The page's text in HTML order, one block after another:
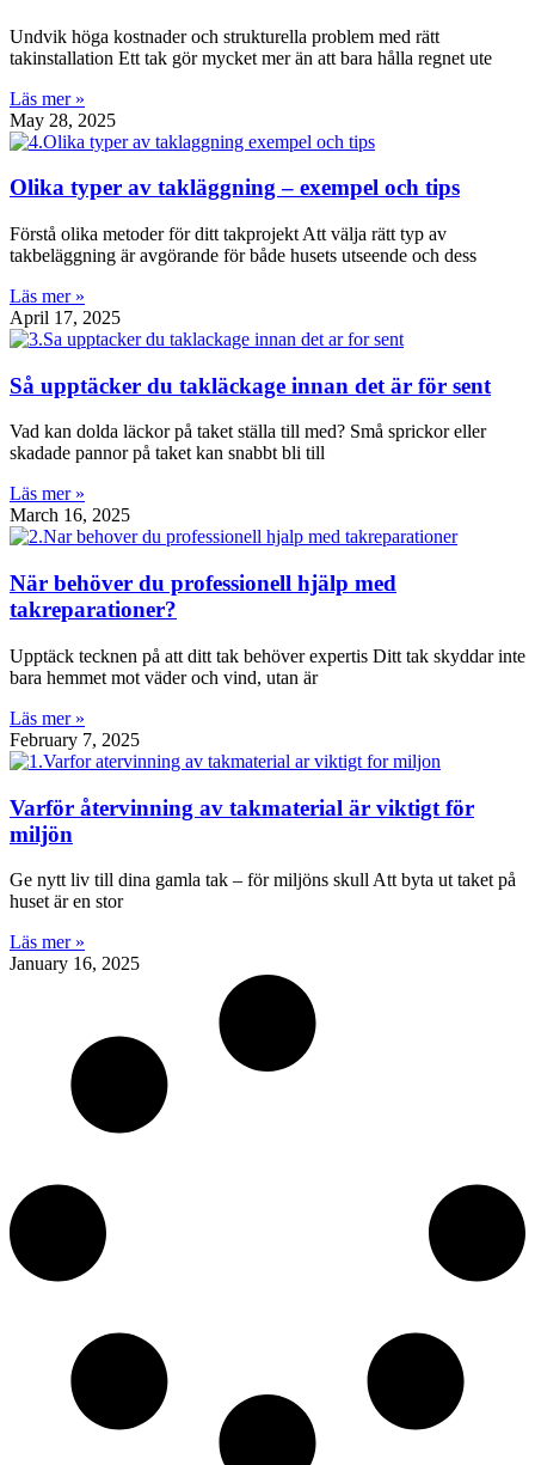
Undvik höga kostnader och strukturella problem med rätt
takinstallation Ett tak gör mycket mer än att bara hålla regnet ute
Läs mer »
May 28, 2025
Olika typer av takläggning – exempel och tips
Förstå olika metoder för ditt takprojekt Att välja rätt typ av
takbeläggning är avgörande för både husets utseende och dess
Läs mer »
April 17, 2025
Så upptäcker du takläckage innan det är för sent
Vad kan dolda läckor på taket ställa till med? Små sprickor eller
skadade pannor på taket kan snabbt bli till
Läs mer »
March 16, 2025
När behöver du professionell hjälp med
takreparationer?
Upptäck tecknen på att ditt tak behöver expertis Ditt tak skyddar inte
bara hemmet mot väder och vind, utan är
Läs mer »
February 7, 2025
Varför återvinning av takmaterial är viktigt för
miljön
Ge nytt liv till dina gamla tak – för miljöns skull Att byta ut taket på
huset är en stor
Läs mer »
January 16, 2025